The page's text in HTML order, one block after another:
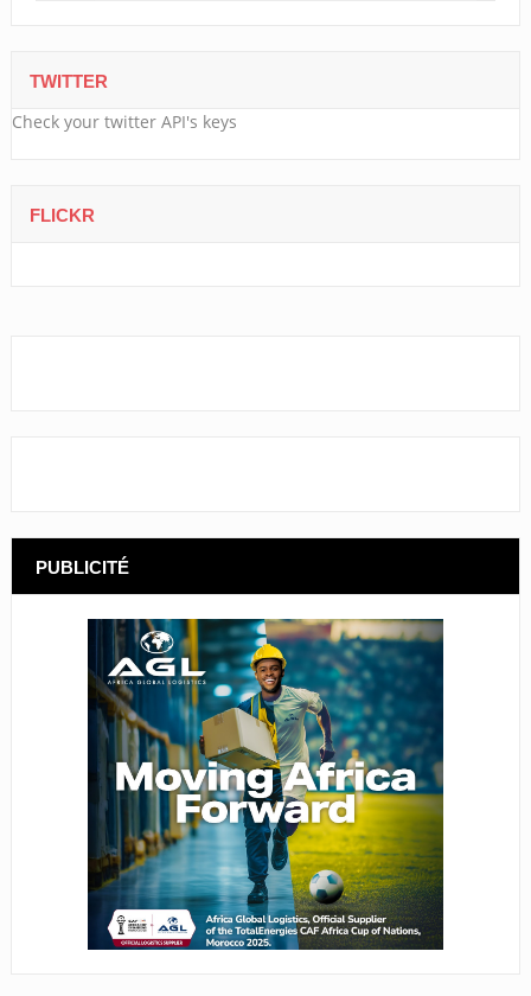
TWITTER
Check your twitter API's keys
FLICKR
PUBLICITÉ